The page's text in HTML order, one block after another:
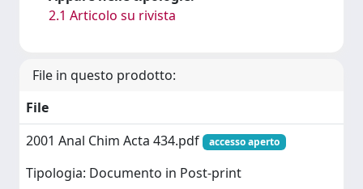
2.1 Articolo su rivista
File in questo prodotto:
File
2001 Anal Chim Acta 434.pdf
accesso aperto
Tipologia: Documento in Post-print